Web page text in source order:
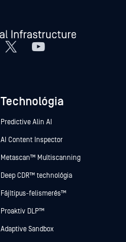
Technológia
Predictive Alin AI
AI Content Inspector
Metascan™ Multiscanning
Deep CDR™ technológia
Fájltípus-felismerés™
Proaktív DLP™
Adaptive Sandbox